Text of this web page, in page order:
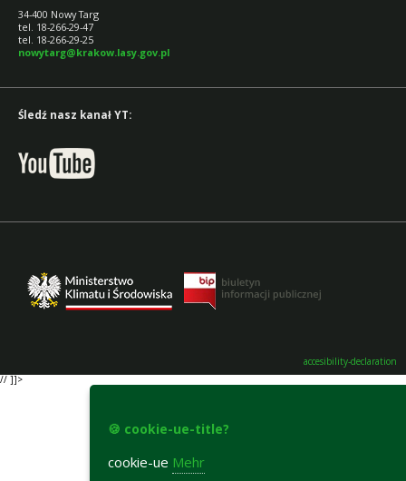
34-400 Nowy Targ
tel. 18-266-29-47
tel. 18-266-29-25
nowytarg@krakow.lasy.gov.pl
Śledź nasz kanał YT:
accesibility-declaration
// ]]>
🍪 cookie-ue-title?
cookie-ue Mehr